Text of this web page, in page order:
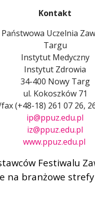
Kontakt
Uczelnia
Targu
Instytut Medyczny
Instytut Zdrowia
34-400 Nowy Targ
ul. Kokoszków 71
(+48-18) 261 07 26,
ip@ppuz.edu.pl
iz@ppuz.edu.pl
www.ppuz.edu.pl
Festiwalu
na branżowe